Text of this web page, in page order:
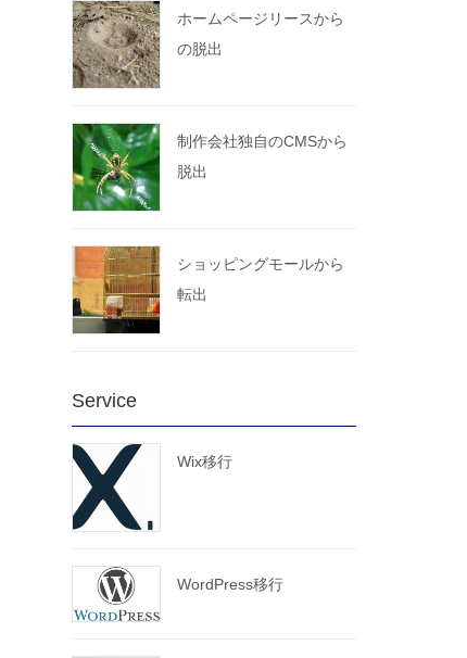
ホームページリースから
の脱出
制作会社独自のCMSから
脱出
ショッピングモールから
転出
Service
Wix移行
WordPress移行